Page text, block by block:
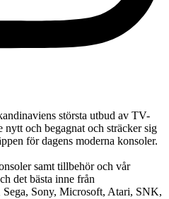
största utbud av TV-
nytt och begagnat och sträcker sig
för dagens moderna konsoler.
samt tillbehör och vår
det bästa inne från
Sony, Microsoft, Atari, SNK,